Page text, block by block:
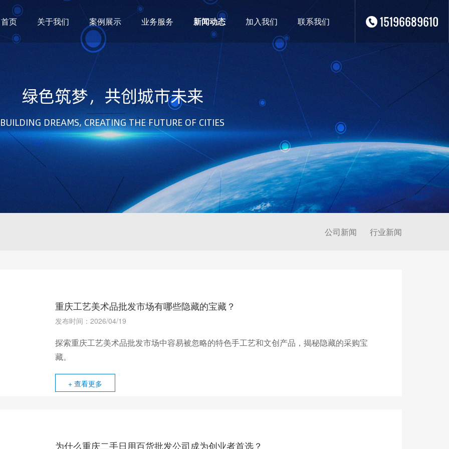
首页 关于我们 案例展示 业务服务 新闻动态 加入我们 联系我们 15196689610
绿色筑梦，共创城市未来
BUILDING DREAMS, CREATING THE FUTURE OF CITIES
公司新闻 行业新闻
重庆工艺美术品批发市场有哪些隐藏的宝藏？
发布时间：2026/04/19
探索重庆工艺美术品批发市场中容易被忽略的特色手工艺和文创产品，揭秘隐藏的采购宝
藏。
+ 查看更多
为什么重庆二手日用百货批发公司成为创业者首选？